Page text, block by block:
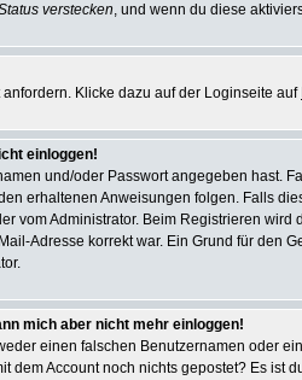
verstecken, und wenn du diese
Klicke dazu auf der Loginseite auf
einloggen!
und/oder Passwort angegeben hast.
erhaltenen Anweisungen folgen. Falls
vom Administrator. Beim Registrieren
Adresse korrekt war. Ein Grund für den
mich aber nicht mehr einloggen!
einen falschen Benutzernamen oder
dem Account noch nichts gepostet? Es